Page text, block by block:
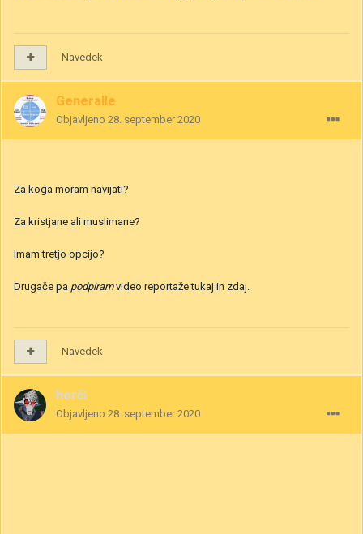
Navedek
Generalle
Objavljeno 28. september 2020
Za koga moram navijati?
Za kristjane ali muslimane?
Imam tretjo opcijo?
Drugače pa podpiramvideo reportaže tukaj in zdaj.
Navedek
horči
Objavljeno 28. september 2020